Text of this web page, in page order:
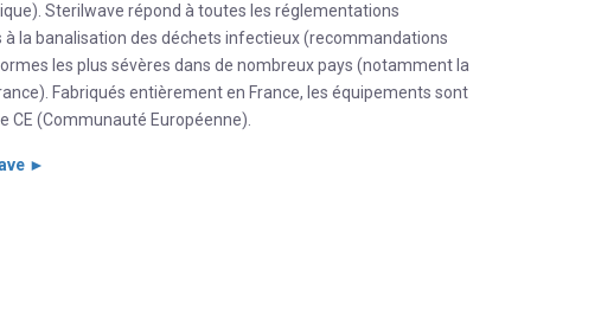
Sterilwave répond à toutes les réglementations
la banalisation des déchets infectieux (recommandations
les plus sévères dans de nombreux pays (notamment la
Fabriqués entièrement en France, les équipements sont
CE (Communauté Européenne).
►